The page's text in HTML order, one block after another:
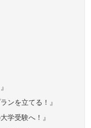
ンを立てる！』
学受験へ！』